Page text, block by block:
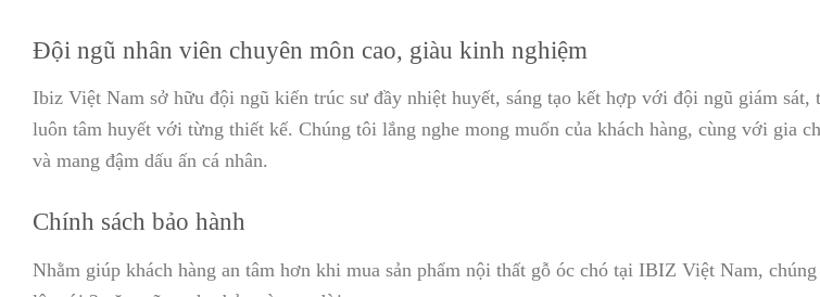
Đội ngũ nhân viên chuyên môn cao, giàu kinh nghiệm
Ibiz Việt Nam sở hữu đội ngũ kiến trúc sư đầy nhiệt huyết, sáng tạo kết hợp với đội ngũ giám sát,
luôn tâm huyết với từng thiết kế. Chúng tôi lắng nghe mong muốn của khách hàng, cùng với gia
và mang đậm dấu ấn cá nhân.
Chính sách bảo hành
Nhằm giúp khách hàng an tâm hơn khi mua sản phẩm nội thất gỗ óc chó tại IBIZ Việt Nam,